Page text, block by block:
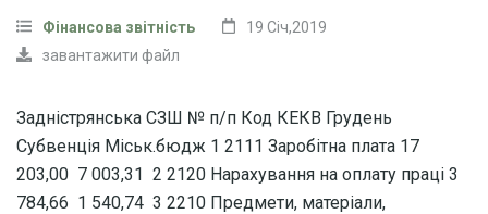
Фінансова звітність
19 Січ,2019
завантажити файл
Задністрянська СЗШ № п/п Код КЕКВ Грудень
Субвенція Міськ.бюдж 1 2111 Заробітна плата 17
203,00 7 003,31 2 2120 Нарахування на оплату праці 3
784,66 1 540,74 3 2210 Предмети, матеріали,